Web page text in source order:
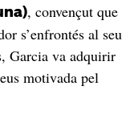
, convençut que
s’enfrontés al seu
Garcia va adquirir
motivada pel